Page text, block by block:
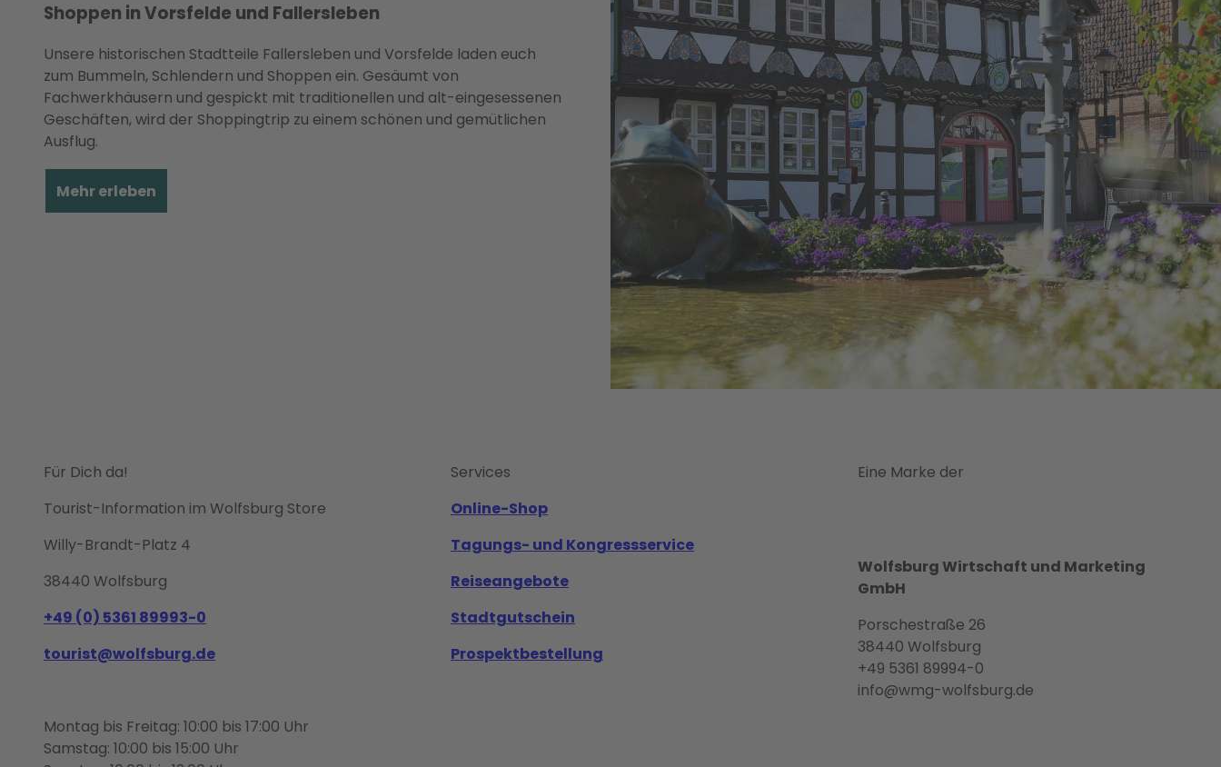
Shoppen in Vorsfelde und Fallersleben
Unsere historischen Stadtteile Fallersleben und Vorsfelde laden euch
zum Bummeln, Schlendern und Shoppen ein. Gesäumt von
Fachwerkhäusern und gespickt mit traditionellen und alt-eingesessenen
Geschäften, wird der Shoppingtrip zu einem schönen und gemütlichen
Ausflug.
Mehr erleben
Für Dich da!
Tourist-Information im Wolfsburg Store
Willy-Brandt-Platz 4
38440 Wolfsburg
+49 (0) 5361 89993-0
tourist@wolfsburg.de
Montag bis Freitag: 10:00 bis 17:00 Uhr
Samstag: 10:00 bis 15:00 Uhr
Services
Online-Shop
Tagungs- und Kongressservice
Reiseangebote
Stadtgutschein
Prospektbestellung
Eine Marke der
Wolfsburg Wirtschaft und Marketing
GmbH
Porschestraße 26
38440 Wolfsburg
+49 5361 89994-0
info@wmg-wolfsburg.de